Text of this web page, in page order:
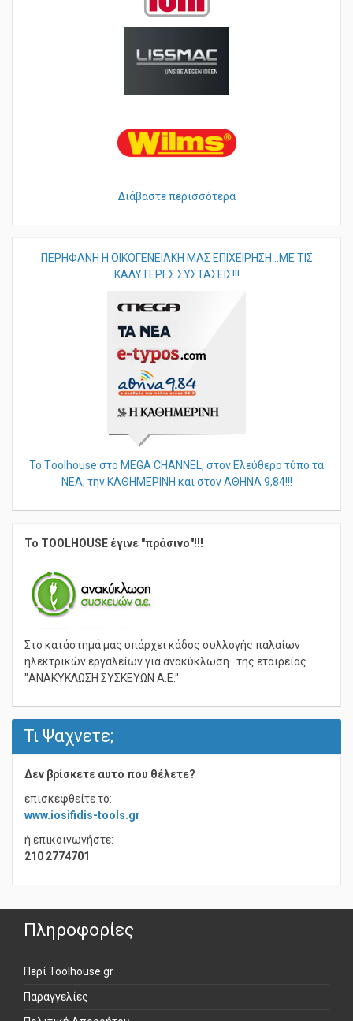
Διάβαστε περισσότερα
ΠΕΡHΦΑΝΗ Η ΟΙΚΟΓΕΝΕΙΑΚΗ ΜΑΣ ΕΠΙΧΕΙΡΗΣΗ...ΜΕ ΤΙΣ
Το Τoolhouse στο MEGA CHANNEL, στον Ελεύθερο τύπο τα
ΝΕΑ, την ΚΑΘΗΜΕΡΙΝΗ και στον ΑΘΗΝΑ 9,84!!!
Το TOOLHOUSE έγινε "πράσινο"!!!
Στο κατάστημά μας υπάρχει κάδος συλλογής παλαίων
ηλεκτρικών εργαλείων για ανακύκλωση...της εταιρείας
Τι Ψαχνετε;
Δεν βρίσκετε αυτό που θέλετε?
επισκεφθείτε το:
www.iosifidis-tools.gr
ή επικοινωνήστε:
Πληροφορίες
Περί Toolhouse.gr
Παραγγελίες